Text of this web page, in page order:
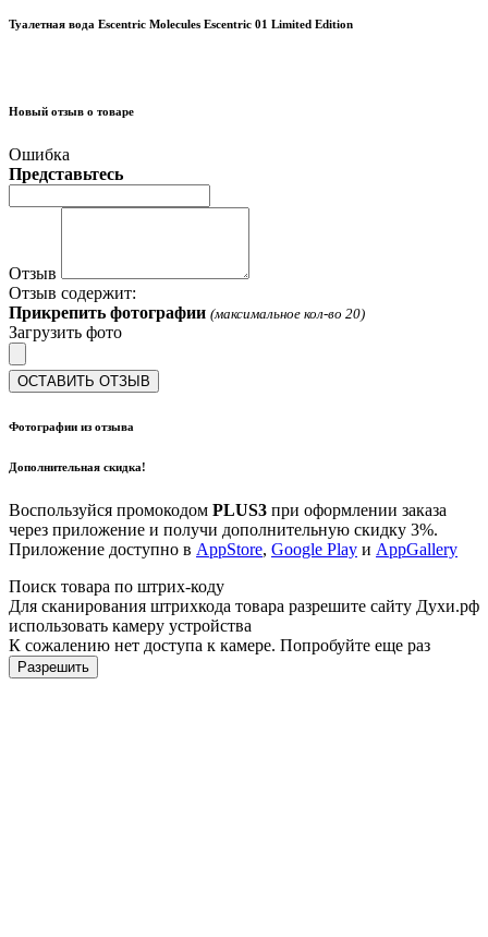
Туалетная вода Escentric Molecules Escentric 01 Limited Edition
Новый отзыв о товаре
Ошибка
Представьтесь
Отзыв
Отзыв содержит:
Прикрепить фотографии (максимальное кол-во 20)
Загрузить фото
ОСТАВИТЬ ОТЗЫВ
Фотографии из отзыва
Дополнительная скидка!
Воспользуйся промокодом PLUS3 при оформлении заказа
через приложение и получи дополнительную скидку 3%.
Приложение доступно в AppStore, Google Play и AppGallery
Поиск товара по штрих-коду
Для сканирования штрихкода товара разрешите сайту Духи.рф
использовать камеру устройства
К сожалению нет доступа к камере. Попробуйте еще раз
Разрешить